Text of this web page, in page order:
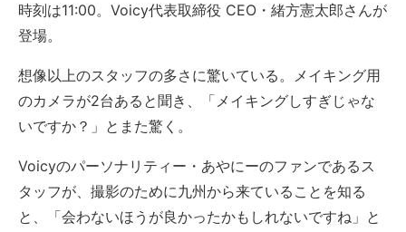
時刻は11:00。Voicy代表取締役 CEO・緒方憲太郎さんが
登場。
想像以上のスタッフの多さに驚いている。メイキング用
のカメラが2台あると聞き、「メイキングしすぎじゃな
いですか？」とまた驚く。
Voicyのパーソナリティー・あやにーのファンであるス
タッフが、撮影のために九州から来ていることを知る
と、「会わないほうが良かったかもしれないですね」と